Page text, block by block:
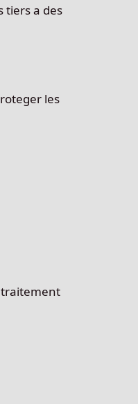
tiers a des
les
traitement